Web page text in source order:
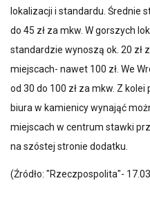
lokalizacji i standardu. Średnie
do 45 zł za mkw. W gorszych
standardzie wynoszą ok. 20 zł
miejscach- nawet 100 zł. We
od 30 do 100 zł za mkw. Z
biura w kamienicy wynająć
miejscach w centrum stawki
na szóstej stronie dodatku.
(Źródło: "Rzeczpospolita"-